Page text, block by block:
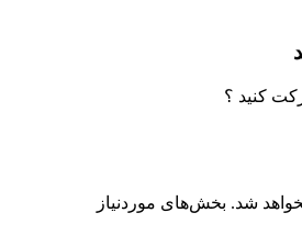
؟
بخش‌های موردنیاز